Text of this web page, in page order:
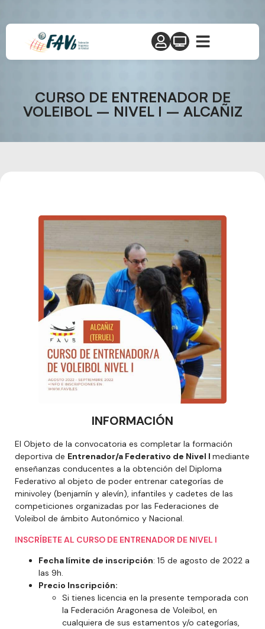
CURSO DE ENTRENADOR DE
VOLEIBOL – NIVEL I – ALCAÑIZ
INFORMACIÓN
El Objeto de la convocatoria es completar la formación
deportiva de Entrenador/a Federativo de Nivel I mediante
enseñanzas conducentes a la obtención del Diploma
Federativo al objeto de poder entrenar categorías de
minivoley (benjamín y alevín), infantiles y cadetes de las
competiciones organizadas por las Federaciones de
Voleibol de ámbito Autonómico y Nacional.
INSCRÍBETE AL CURSO DE ENTRENADOR DE NIVEL I
Fecha límite de inscripción: 15 de agosto de 2022 a
las 9h.
Precio Inscripción:
Si tienes licencia en la presente temporada con
la Federación Aragonesa de Voleibol, en
cualquiera de sus estamentos y/o categorías,